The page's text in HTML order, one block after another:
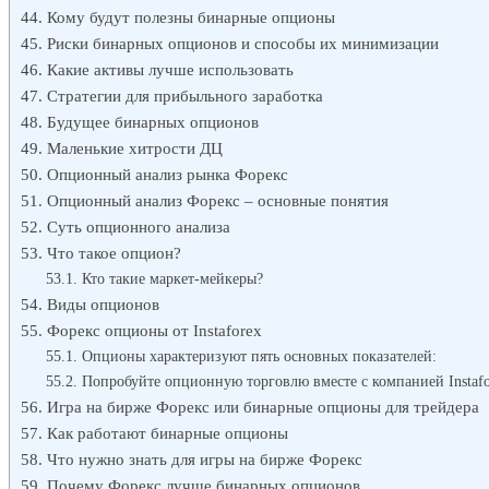
Кому будут полезны бинарные опционы
Риски бинарных опционов и способы их минимизации
Какие активы лучше использовать
Стратегии для прибыльного заработка
Будущее бинарных опционов
Маленькие хитрости ДЦ
Опционный анализ рынка Форекс
Опционный анализ Форекс – основные понятия
Суть опционного анализа
Что такое опцион?
Кто такие маркет-мейкеры?
Виды опционов
Форекс опционы от Instaforex
Опционы характеризуют пять основных показателей:
Попробуйте опционную торговлю вместе с компанией
Игра на бирже Форекс или бинарные опционы для трейдера
Как работают бинарные опционы
Что нужно знать для игры на бирже Форекс
Почему Форекс лучше бинарных опционов